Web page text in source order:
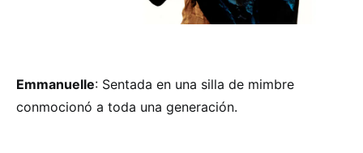
Emmanuelle: Sentada en una silla de mimbre
conmocionó a toda una generación.